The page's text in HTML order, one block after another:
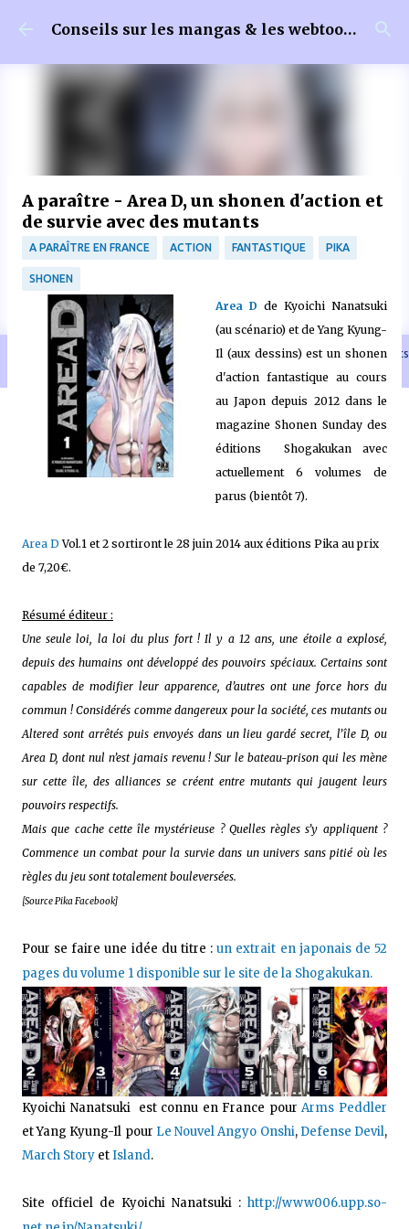
Accéder au contenu principal Conseils sur les mangas & les webtoons
🐈‍⬛ En tant que Partenaire Amazon, je réalise un bénéfice sur les achats
remplissant les conditions requises quand vous achetez sur Amazon.fr
A paraître - Area D, un shonen d'action et
de survie avec des mutants
A PARAÎTRE EN FRANCE ACTION FANTASTIQUE PIKA
SHONEN
Area D de Kyoichi Nanatsuki
(au scénario) et de Yang Kyung-
Il (aux dessins) est un shonen
d'action fantastique au cours
au Japon depuis 2012 dans le
magazine Shonen Sunday des
éditions
Shogakukanavec
actuellement 6 volumes de
parus (bientôt 7).
Area D Vol.1 et 2 sortirontle 28 juin 2014 aux éditions Pika au prix
de 7,20€.
Résumé éditeur :
Une seule loi, la loi du plus fort ! Il y a 12 ans, une étoile a explosé,
depuis des humains ont développé des pouvoirs spéciaux. Certains sont
capables de modifier leur apparence, d’autres ont une force hors du
commun ! Considérés comme dangereux pour la société, ces mutants ou
Altered sont arrêtés puis envoyés dans un lieu gardé secret, l’île D, ou
Area D, dont nul n’est jamais revenu ! Sur le bateau-prison qui les mène
sur cette île, des alliances se créent entre mutants qui jaugent leurs
pouvoirs respectifs.
Mais que cache cette île mystérieuse ? Quelles règles s’y appliquent ?
Commence un combat pour la survie dans un univers sans pitié où les
règles du jeu sont totalement bouleversées.
[Source Pika Facebook]
Pour se faire une idée du titre : un extrait en japonais de 52
pages du volume 1 disponible sur le site de la Shogakukan.
Kyoichi Nanatsuki est connu en France pourArms Peddler
etYang Kyung-Il pour Le Nouvel Angyo Onshi, Defense Devil,
March Story etIsland.
Site officiel de Kyoichi Nanatsuki : http://www006.upp.so-